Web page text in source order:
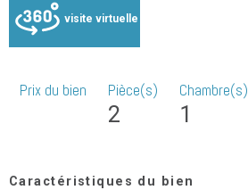
visite virtuelle
Prix du bien Pièce(s)
2
Chambre(s)
1
Caractéristiques du bien